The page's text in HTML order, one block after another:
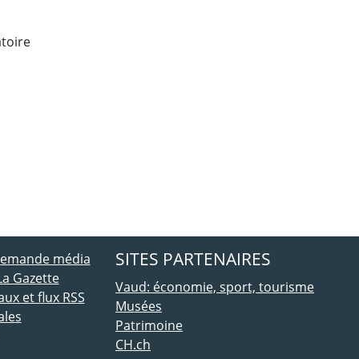
média
Gazette
et flux RSS
SITES PARTENAIRES
Vaud: économie, sport, tourisme
Musées
Patrimoine
CH.ch